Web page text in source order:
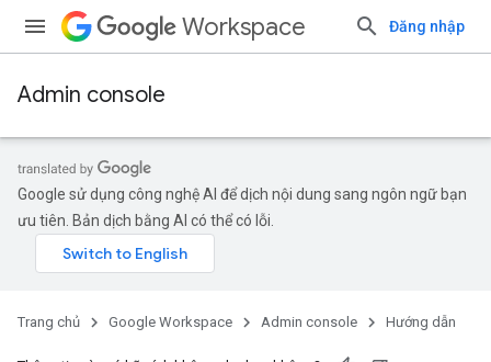
Workspace Đăng nhập
Admin console
Google sử dụng công nghệ AI để dịch nội dung sang ngôn ngữ bạn
ưu tiên. Bản dịch bằng AI có thể có lỗi.
Trang chủ Google Workspace Admin console Hướng dẫn